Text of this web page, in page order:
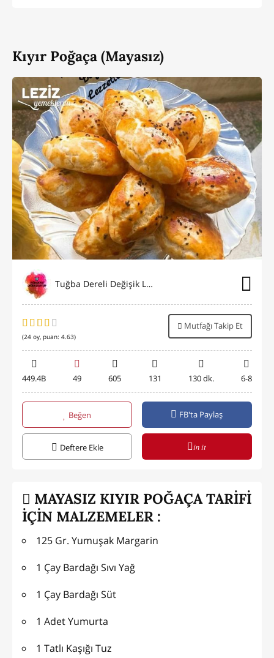
Kıyır Poğaça (Mayasız)
Tuğba Dereli Değişik Lezzetler
(24 oy, puan: 4.63)
Mutfağı Takip Et
449.4B 49 605 131 130 dk. 6-8
Beğen FB'ta Paylaş
Deftere Ekle in it
MAYASIZ KIYIR POĞAÇA TARİFİ
İÇİN MALZEMELER :
125 Gr. Yumuşak Margarin
1 Çay Bardağı Sıvı Yağ
1 Çay Bardağı Süt
1 Adet Yumurta
1 Tatlı Kaşığı Tuz